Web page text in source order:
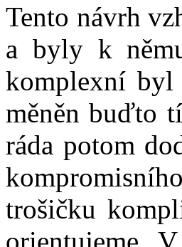
Tento návrh
a byly k
komplexní byl
měněn buďto
ráda potom
trošičku
orientujeme.